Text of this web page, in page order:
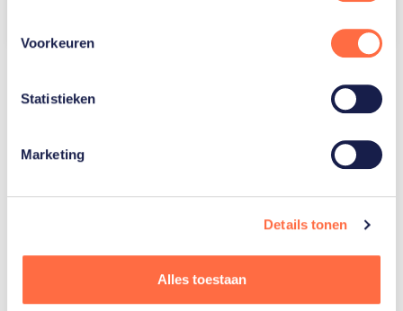
Voorkeuren
Statistieken
Marketing
Details tonen
Alles toestaan